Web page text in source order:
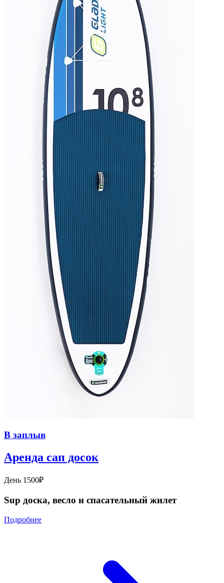
В заплыв
Аренда сап досок
День 1500₽
Sup доска, весло и спасательный жилет
Подробнее